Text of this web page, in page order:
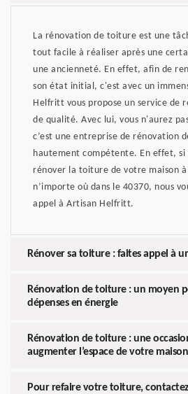
La rénovation de toiture est une
tout facile à réaliser après une
une ancienneté. En effet, afin de
son état initial, c'est avec un
Helfritt vous propose un service de
de qualité. Avec lui, vous n'aurez
c’est une entreprise de rénovation
hautement compétente. En effet, si
rénover la toiture de votre maison à
n’importe où dans le 40370, nous
appel à Artisan Helfritt.
Rénover sa toiture : faites appel à
Rénovation de toiture : un moyen
dépenses en énergie
Rénovation de toiture : une
augmenter l’espace de votre maison
Pour refaire votre toiture,